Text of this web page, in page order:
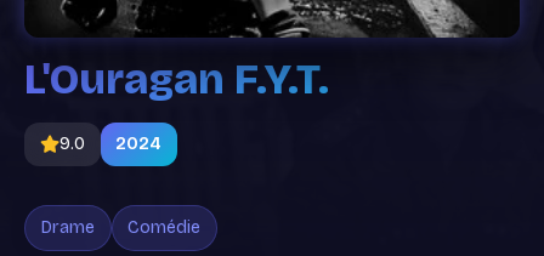
L'Ouragan F.Y.T.
9.0 2024
Drame Comédie